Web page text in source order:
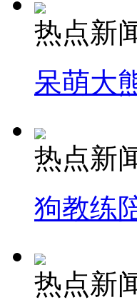
热点新
呆萌大
热点新
狗教练
热点新